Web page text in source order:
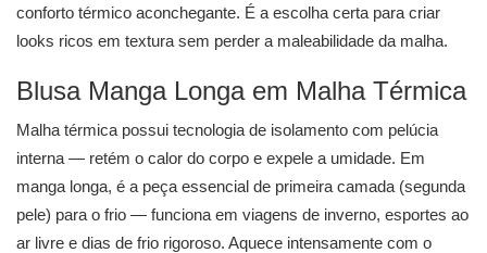
conforto térmico aconchegante. É a escolha certa para criar
looks ricos em textura sem perder a maleabilidade da malha.
Blusa Manga Longa em Malha Térmica
Malha térmica possui tecnologia de isolamento com pelúcia
interna — retém o calor do corpo e expele a umidade. Em
manga longa, é a peça essencial de primeira camada (segunda
pele) para o frio — funciona em viagens de inverno, esportes ao
ar livre e dias de frio rigoroso. Aquece intensamente com o